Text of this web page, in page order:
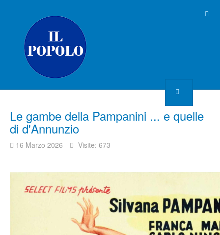
Le gambe della Pampanini ... e quelle
di d'Annunzio
16 Marzo 2026 Visite: 673